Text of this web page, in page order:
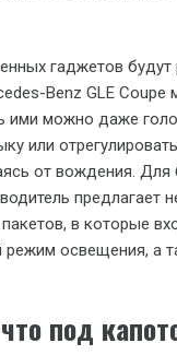
гаджетов будут
Benz GLE Coupe
ими можно даже
или
от вождения. Для
предлагает
в которые
режим освещения, а
под